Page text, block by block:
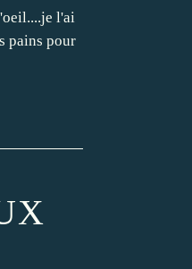
l'ai
pains pour